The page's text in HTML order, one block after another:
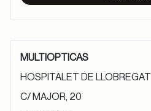
MULTIOPTICAS
HOSPITALET DE LLOBREGAT
C/ MAJOR, 20